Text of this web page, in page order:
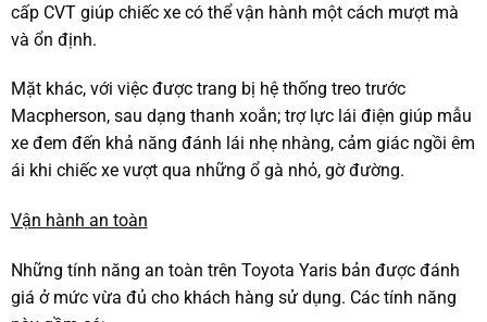
cấp CVT giúp chiếc xe có thể vận hành một cách mượt mà
và ổn định.
Mặt khác, với việc được trang bị hệ thống treo trước
Macpherson, sau dạng thanh xoắn; trợ lực lái điện giúp mẫu
xe đem đến khả năng đánh lái nhẹ nhàng, cảm giác ngồi êm
ái khi chiếc xe vượt qua những ổ gà nhỏ, gờ đường.
Vận hành an toàn
Những tính năng an toàn trên Toyota Yaris bản được đánh
giá ở mức vừa đủ cho khách hàng sử dụng. Các tính năng